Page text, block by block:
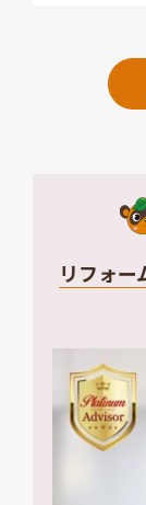
リフォー